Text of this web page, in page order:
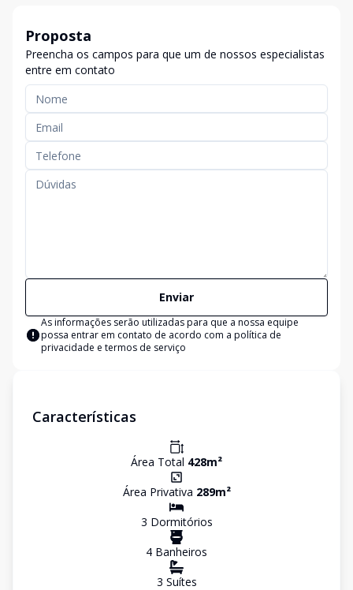
Proposta
Preencha os campos para que um de nossos especialistas
entre em contato
Enviar
As informações serão utilizadas para que a nossa equipe
possa entrar em contato de acordo com a política de
privacidade e termos de serviço
Características
Área Total 428m²
Área Privativa 289m²
3 Dormitórios
4 Banheiros
3 Suítes